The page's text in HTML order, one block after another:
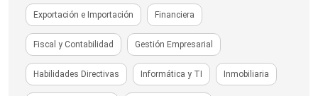
Exportación e Importación Financiera
Fiscal y Contabilidad Gestión Empresarial
Habilidades Directivas Informática y TI Inmobiliaria